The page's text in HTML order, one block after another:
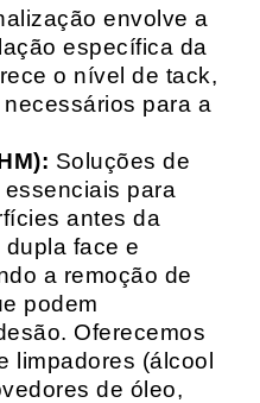
envolve a
específica da
o nível de tack,
para a
Soluções de
essenciais para
antes da
face e
a remoção de
podem
Oferecemos
limpadores (álcool
de óleo,